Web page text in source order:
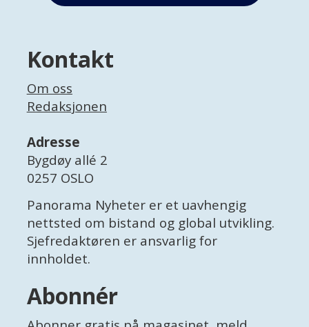
Kontakt
Om oss
Redaksjonen
Adresse
Bygdøy allé 2
0257 OSLO
Panorama Nyheter er et uavhengig
nettsted om bistand og global utvikling.
Sjefredaktøren er ansvarlig for
innholdet.
Abonnér